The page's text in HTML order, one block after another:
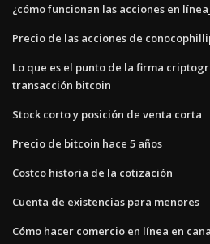
¿cómo funcionan las acciones en línea_
Precio de las acciones de
Lo que es el punto de la firma
transacción bitcoin
Stock corto y posición de venta corta
Precio de bitcoin hace 5 años
Costco historia de la cotización
Cuenta de existencias para menores
Cómo hacer comercio en línea en